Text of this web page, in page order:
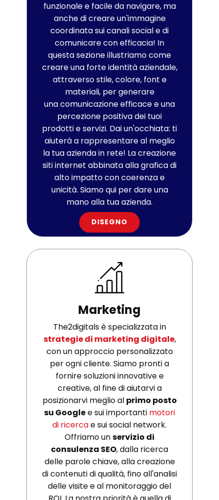
funzionale e facile da navigare, ma
anche di creare un'immagine
coordinata sui canali social e di
comunicare con efficacia! In
questa sezione illustriamo come
creare una forte identità aziendale,
attraverso stile, colore, font e
materiali, per generare
una comunicazione efficace e una
percezione positiva dei tuoi
prodotti e servizi. Dai un'occhiata: ti
aiuterà a rappresentare al meglio
la tua azienda in rete! La creazione
siti internet abbinata alla grafica di
alto impatto con coerenza e
unicità. Siamo qui per dare una
mano alla tua azienda.
DISEGNO
Marketing
The2digitals è specializzata in
strategie di marketing digitale,
con un approccio personalizzato
per ogni cliente. Siamo pronti a
fornire soluzioni innovative e
creative, al fine di aiutarvi a
posizionarvi meglio al primo posto
su Googlee sui importanti motori
di ricercae sui social network.
Offriamo unservizio di
consulenza SEO, dalla ricerca
delle parole chiave, alla creazione
di contenuti di qualità, fino all'analisi
delle visite e al monitoraggio del